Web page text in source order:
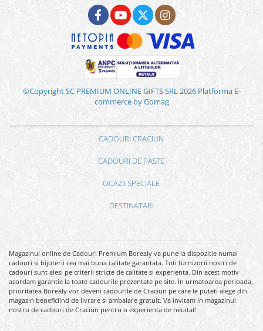
©Copyright SC PREMIUM ONLINE GIFTS SRL 2026 Platforma E-
commerce by Gomag
CADOURI CRACIUN
CADOURI DE PASTE
OCAZII SPECIALE
DESTINATARI
Magazinul online de Cadouri Premium Borealy va pune la dispozitie numai
cadouri si bijuterii cea mai buna calitate garantata. Toti furnizorii nostri de
cadouri sunt alesi pe criterii stricte de calitate si experienta. Din acest motiv
acordam garantie la toate cadourile prezentate pe site. In urmatoarea perioada,
prioritatea Borealy vor deveni cadourile de Craciun pe care le puteti alege din
magazin beneficiind de livrare si ambalare gratuit. Va invitam in magazinul
nostru de cadouri de Craciun pentru o experienta de neuitat!